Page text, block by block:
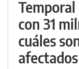
con 31
cuáles
afectados